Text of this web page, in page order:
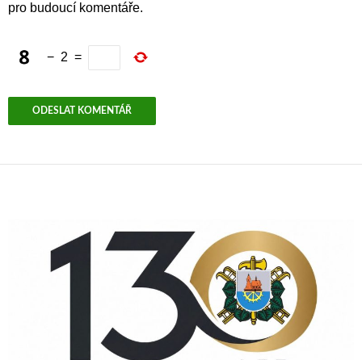
pro budoucí komentáře.
− 2 =